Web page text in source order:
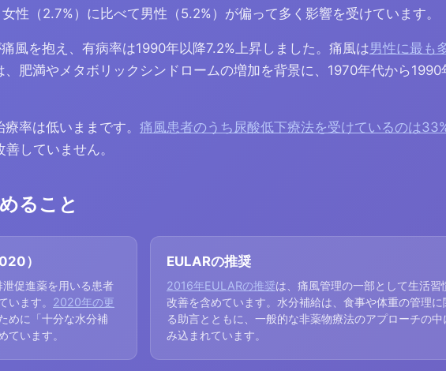
性（2.7%）に比べて男性（5.2%）が偏って多く影響を受けています。
痛風を抱え、有病率は1990年以降7.2%上昇しました。痛風は男性に最も
、肥満やメタボリックシンドロームの増加を背景に、1970年代から1990
率は低いままです。 痛風患者のうち尿酸低下療法を受けているのは
していません。
ること
）
泄促進薬を用いる患者
います。 2020年の更
めに「十分な水分補
ています。
EULARの推奨
2016年EULARの推奨は、痛風管理の一部として生活習
改善を含めています。水分補給は、食事や体重の管理に
る助言とともに、一般的な非薬物療法のアプローチの中
み込まれています。